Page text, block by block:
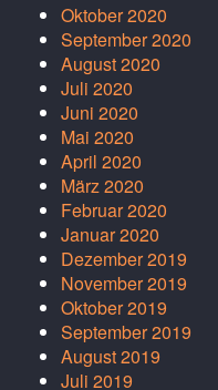
Oktober 2020
September 2020
August 2020
Juli 2020
Juni 2020
Mai 2020
April 2020
März 2020
Februar 2020
Januar 2020
Dezember 2019
November 2019
Oktober 2019
September 2019
August 2019
Juli 2019